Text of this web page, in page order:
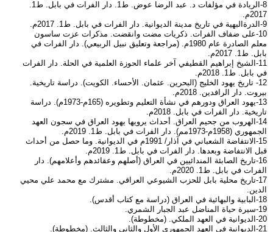
2017م.
9-الدرةالبهية في تاريخ مدينة الديوانية. دار الفرات في بابل. ط1. 2017م.
10-على ضفاف الفرات. ذكريات مضت وانقضت. مذكرات عزت ساسون
معلم الصادرة عام 1980م. (مراجعة وتعليق نبيل الربيعي). دار الفرات في
بابل. ط1. 2017م.
11-الشيخ إبراهيم القطيفي آخر علماء الحوزة العلمية في الحلة. دار الفرات
في بابل. ط1. 2018م.
12- تاريخ يهود الخليج (البحرين. عثمان. الأحساء. الكويت). دراسة تاريخية.
بيروت. دار الرافدين. 2018م.
13-يهود العراق ودورهم في نشأة التعليم وتطويره (165م-1973م). دراسة
تاريخية. دار الفرات في بابل. 2018م.
14-الهروب من جحيم العراق. أحداث يرويها يهود العراق في سجون العهد
الجمهوري (1958م-1973مم). دار الفرات في بابل. ط1. 2019م.
15-الانتفاضة الشعباني في آذار/ 1991م في الديوانية. وما حصل من أحداث
قبل الانتفاضة وبعدها. دار الفرات في بابل. ط1. 2019م.
16-تاريخ الصابئة المندائيين في العراق (أصلهم وعقائدهم وأعلامهم). دار
الفرات في بابل. ط1. 2020م.
17-تاريخ محلية بابل للحزب الشيوعي العراقي. مشترك مع محمد علي محيي
الدين.
18-البابية والبهائية في العراق (دراسة مع كتاب أقدس).
19-سيرة حياة المناضل عبد الجبار الشمري.
20-الديوانية في العهد الملكي. (مخطوطة).
21-الديوانية في العهد الجمهوري الأول والثاني والثالث. (مخطوطة).